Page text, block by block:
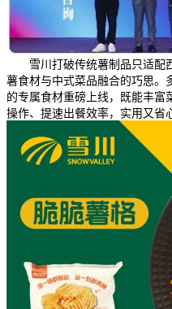
雪川打破传统薯制品只适配
薯食材与中式菜品融合的巧思。
的专属食材重磅上线，既能丰
操作、提速出餐效率，实用又省